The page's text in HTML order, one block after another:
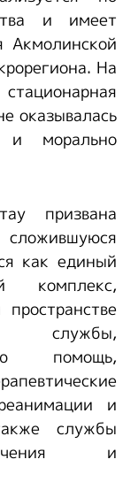
и имеет
Акмолинской
На
оказывалась
и морально
призвана
как единый
комплекс,
службы,
помощь,
и
службы
и